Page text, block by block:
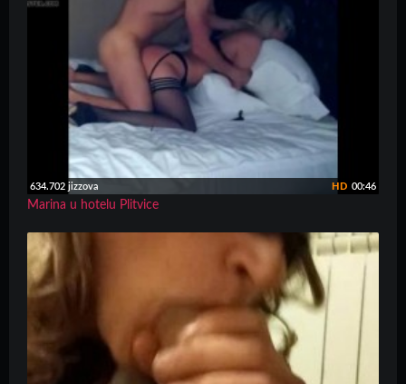
634.702 jizzova 00:46
HD
Marina u hotelu Plitvice